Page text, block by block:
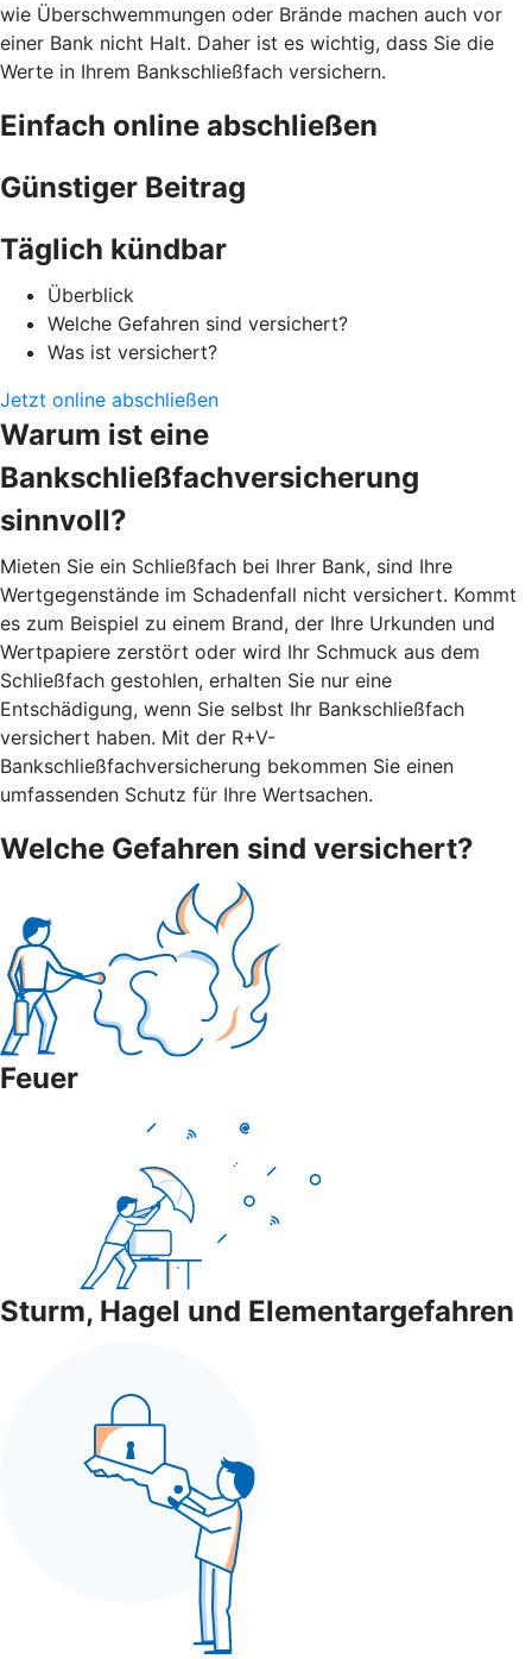
wie Überschwemmungen oder Brände machen auch vor
einer Bank nicht Halt. Daher ist es wichtig, dass Sie die
Werte in Ihrem Bankschließfach versichern.
Einfach online abschließen
Günstiger Beitrag
Täglich kündbar
Überblick
Welche Gefahren sind versichert?
Was ist versichert?
Jetzt online abschließen
Warum ist eine
Bankschließfachversicherung
sinnvoll?
Mieten Sie ein Schließfach bei Ihrer Bank, sind Ihre
Wertgegenstände im Schadenfall nicht versichert. Kommt
es zum Beispiel zu einem Brand, der Ihre Urkunden und
Wertpapiere zerstört oder wird Ihr Schmuck aus dem
Schließfach gestohlen, erhalten Sie nur eine
Entschädigung, wenn Sie selbst Ihr Bankschließfach
versichert haben. Mit der R+V-
Bankschließfachversicherung bekommen Sie einen
umfassenden Schutz für Ihre Wertsachen.
Welche Gefahren sind versichert?
Feuer
Sturm, Hagel und Elementargefahren